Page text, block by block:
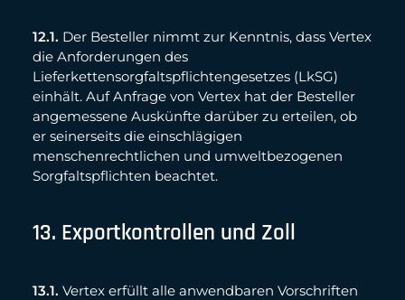
12.1. Der Besteller nimmt zur Kenntnis, dass Vertex
die Anforderungen des
Lieferkettensorgfaltspflichtengesetzes (LkSG)
einhält. Auf Anfrage von Vertex hat der Besteller
angemessene Auskünfte darüber zu erteilen, ob
er seinerseits die einschlägigen
menschenrechtlichen und umweltbezogenen
Sorgfaltspflichten beachtet.
13. Exportkontrollen und Zoll
13.1. Vertex erfüllt alle anwendbaren Vorschriften